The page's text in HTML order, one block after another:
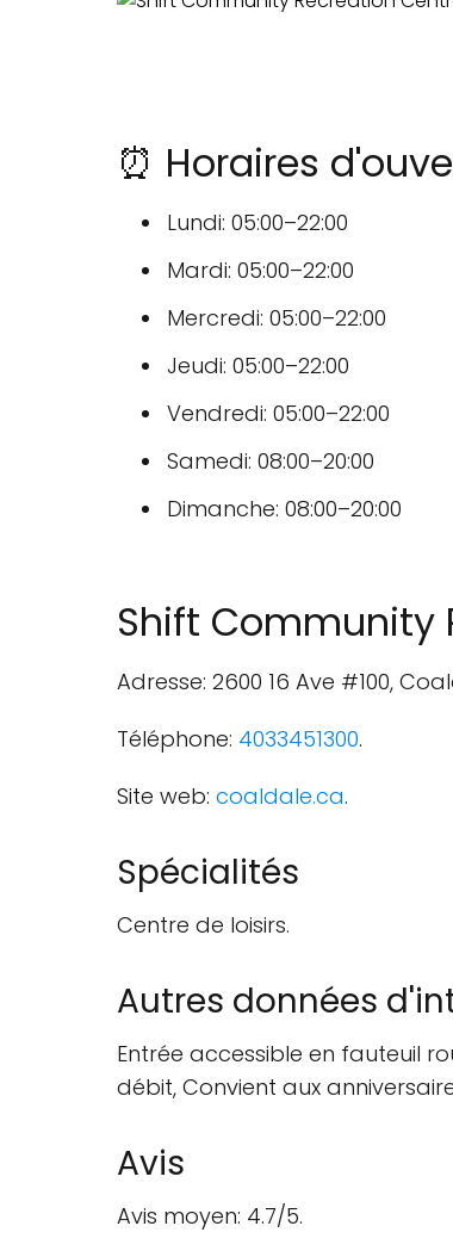
⏰ Horaires
Lundi: 05:00–22:00
Mardi: 05:00–22:00
Mercredi: 05:00–22:00
Jeudi: 05:00–22:00
Vendredi: 05:00–22:00
Samedi: 08:00–20:00
Dimanche: 08:00–20:00
Shift Community
Adresse: 2600 16 Ave #100,
Téléphone: 4033451300.
Site web: coaldale.ca.
Spécialités
Centre de loisirs.
Autres données
Entrée accessible en fauteuil
débit, Convient aux
Avis
Avis moyen: 4.7/5.